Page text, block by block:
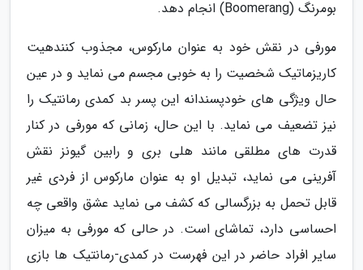
بومرنگ (Boomerang) انجام دهد.
مورفی در نقش خود به عنوان مارکوس، مجذوب کنندهیت
کاریزماتیک شخصیت را به خوبی مجسم می نماید و در عین
حال ویژگی های خودپسندانه این پسر بد کمدی رمانتیک را
نیز تضعیف می نماید. با این حال، زمانی که مورفی در کنار
قدرت های مطلقی مانند هلی بری و رابین گیونز نقش
آفرینی می نماید، تبدیل او به عنوان مارکوس از فردی غیر
قابل تحمل به بزرگسالی که کشف می نماید عشق واقعی چه
احساسی دارد، تماشای است. در حالی که مورفی به میزان
سایر افراد حاضر در این فهرست در کمدی-رمانتیک ها بازی